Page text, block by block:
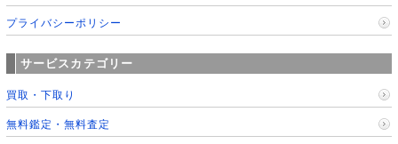
プライバシーポリシー
サービスカテゴリー
買取・下取り
無料鑑定・無料査定